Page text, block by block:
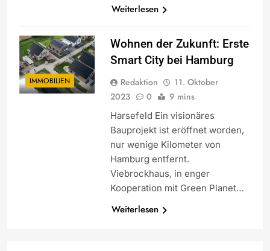
Weiterlesen
IMMOBILIEN
Wohnen der Zukunft: Erste
Smart City bei Hamburg
Redaktion
11. Oktober
2023
0 9 mins
Harsefeld Ein visionäres
Bauprojekt ist eröffnet worden,
nur wenige Kilometer von
Hamburg entfernt.
Viebrockhaus, in enger
Kooperation mit Green Planet…
Weiterlesen